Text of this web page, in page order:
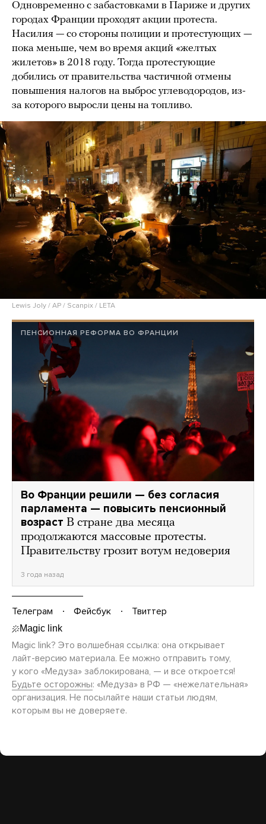
Одновременно с забастовками в Париже и других
городах Франции проходят акции протеста.
Насилия — со стороны полиции и протестующих —
пока меньше, чем во время акций «желтых
жилетов» в 2018 году. Тогда протестующие
добились от правительства частичной отмены
повышения налогов на выброс углеводородов, из-
за которого выросли цены на топливо.
Lewis Joly / AP / Scanpix / LETA
ПЕНСИОННАЯ РЕФОРМА ВО ФРАНЦИИ
Во Франции решили — без согласия
парламента — повысить пенсионный
возраст В стране два месяца
продолжаются массовые протесты.
Правительству грозит вотум недоверия
3 года назад
Телеграм Фейсбук Твиттер
Magic link? Это волшебная ссылка: она открывает
лайт-версию материала. Ее можно отправить тому,
у кого «Медуза» заблокирована, — и все откроется!
Будьте осторожны: «Медуза» в РФ — «нежелательная»
организация. Не посылайте наши статьи людям,
которым вы не доверяете.